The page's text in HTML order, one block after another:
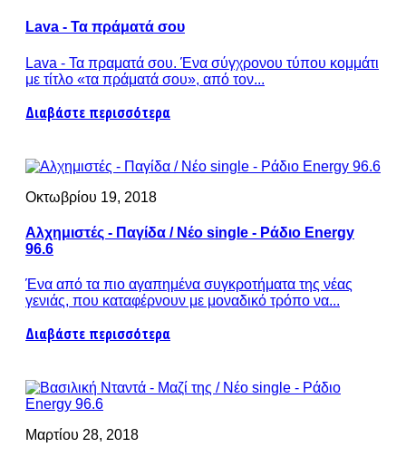
Lava - Τα πράματά σου
Lava - Τα πραματά σου. Ένα σύγχρονου τύπου κομμάτι
με τίτλο «τα πράματά σου», από τον...
Διαβάστε περισσότερα
Οκτωβρίου 19, 2018
Αλχημιστές - Παγίδα / Νέο single - Ράδιο Energy
96.6
Ένα από τα πιο αγαπημένα συγκροτήματα της νέας
γενιάς, που καταφέρνουν με μοναδικό τρόπο να...
Διαβάστε περισσότερα
Μαρτίου 28, 2018